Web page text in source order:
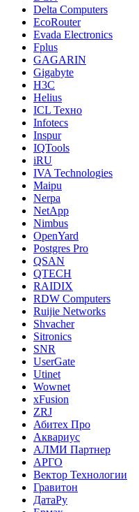
Delta Computers
EcoRouter
Evada Electronics
Fplus
GAGARIN
Gigabyte
H3C
Helius
ICL Техно
Infotecs
Inspur
IQTools
iRU
IVA Technologies
Maipu
Nerpa
NetApp
Nimbus
OpenYard
Postgres Pro
QSAN
QTECH
RAIDIX
RDW Computers
Ruijie Networks
Shvacher
Sitronics
SNR
UserGate
Utinet
Wownet
xFusion
ZRJ
Абитех Про
Аквариус
АЛМИ Партнер
АРГО
Вектор Технологии
Гравитон
ДатаРу